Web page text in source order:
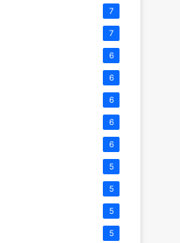
7
7
6
6
6
6
6
5
5
5
5